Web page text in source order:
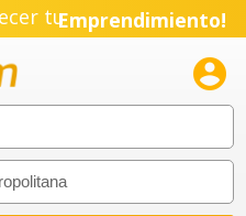
tuEmprendimiento!
